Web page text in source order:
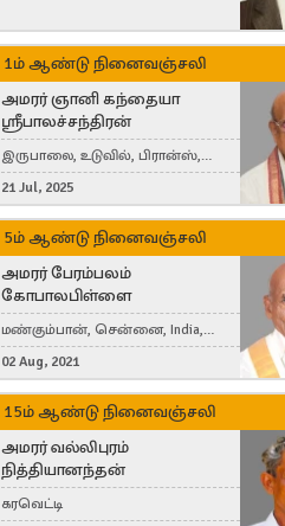
1ம் ஆண்டு நினைவஞ்சலி
அமரர் ஞானி கந்தையா
ஸ்ரீபாலச்சந்திரன்
இருபாலை, உடுவில், பிரான்ஸ்,
France
21 Jul, 2025
5ம் ஆண்டு நினைவஞ்சலி
அமரர் பேரம்பலம்
கோபாலபிள்ளை
மண்கும்பான், சென்னை, India,
Cergy, France
02 Aug, 2021
15ம் ஆண்டு நினைவஞ்சலி
அமரர் வல்லிபுரம்
நித்தியானந்தன்
கரவெட்டி